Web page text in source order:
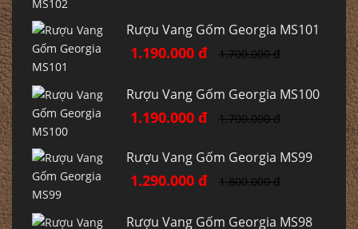
Rượu Vang Gốm Georgia MS101
1.190.000 đ 1.700.000 đ
Rượu Vang Gốm Georgia MS100
1.190.000 đ 1.700.000 đ
Rượu Vang Gốm Georgia MS99
1.290.000 đ 1.800.000 đ
Rượu Vang Gốm Georgia MS98